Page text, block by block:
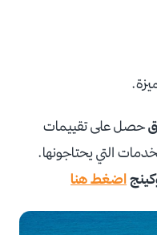
حصل على تقييمات
التي يحتاجونها.
اضغط هنا